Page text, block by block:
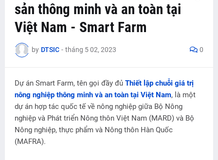
sản thông minh và an toàn tại
Việt Nam - Smart Farm
by DTSIC - tháng 5 02, 2023 0
Dự án Smart Farm, tên gọi đầy đủ Thiết lập chuỗi giá trị
nông nghiệp thông minh và an toàn tại Việt Nam, là một
dự án hợp tác quốc tế về nông nghiệp giữa Bộ Nông
nghiệp và Phát triển Nông thôn Việt Nam (MARD) và Bộ
Nông nghiệp, thực phẩm và Nông thôn Hàn Quốc
(MAFRA).